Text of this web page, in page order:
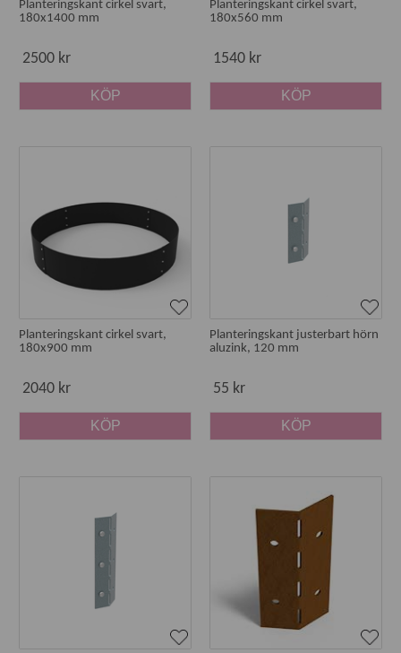
Planteringskant cirkel svart,
180x1400 mm
2500 kr
KÖP
Planteringskant cirkel svart,
180x560 mm
1540 kr
KÖP
Planteringskant cirkel svart,
180x900 mm
2040 kr
KÖP
Planteringskant justerbart hörn
aluzink, 120 mm
55 kr
KÖP